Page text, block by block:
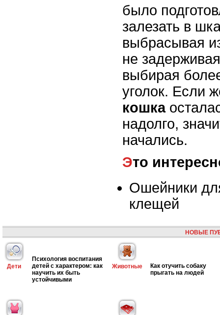
было
залезать в
выбрасывая
не
выбирая
уголок. Если
кошка
надолго,
начались.
Это
Ошейники
клещей
НОВЫЕ
Дети
Психология воспитания
детей с характером: как
научить их быть
устойчивыми
Животные
Как отучить собаку
прыгать на людей